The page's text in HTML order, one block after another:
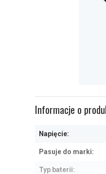
of
Informacje o
Napięcie:
Pasuje do marki:
Typ baterii: